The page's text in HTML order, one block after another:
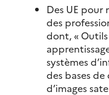
Des UE pour
des
dont, «
systèmes
des bases
d’images